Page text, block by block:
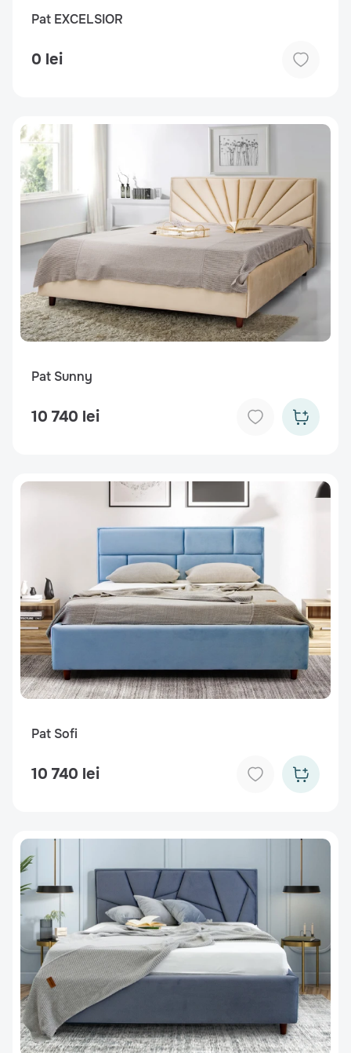
Pat EXCELSIOR
0 lei
Pat Sunny
10 740 lei
Pat Sofi
10 740 lei